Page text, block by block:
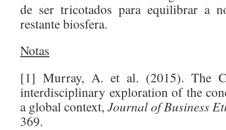
de ser tricotados para equilibrar a
restante biosfera.
Notas
[1] Murray, A. et al. (2015). The
interdisciplinary exploration of the
a global context, Journal of Business
369.